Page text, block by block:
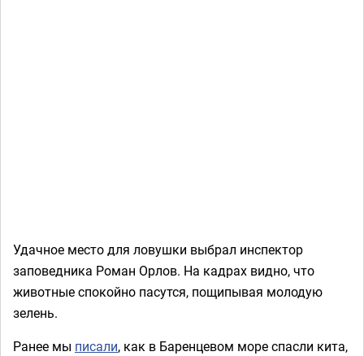
Удачное место для ловушки выбрал инспектор
заповедника Роман Орлов. На кадрах видно, что
животные спокойно пасутся, пощипывая молодую
зелень.
Ранее мы писали, как в Баренцевом море спасли кита,